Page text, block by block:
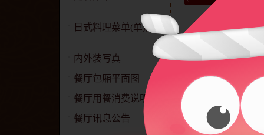
日式料理菜单(单点)
内外装写真
餐厅包厢平面图
餐厅用餐消费说明
餐厅讯息公告